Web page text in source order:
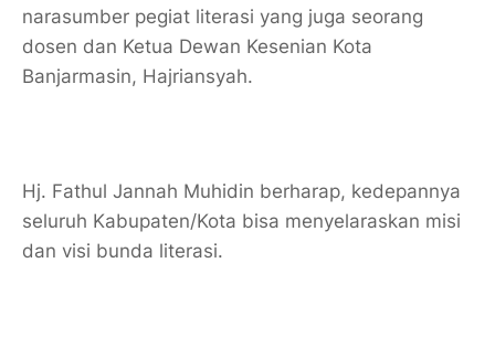
narasumber pegiat literasi yang juga seorang
dosen dan Ketua Dewan Kesenian Kota
Banjarmasin, Hajriansyah.
Hj. Fathul Jannah Muhidin berharap, kedepannya
seluruh Kabupaten/Kota bisa menyelaraskan misi
dan visi bunda literasi.